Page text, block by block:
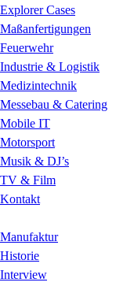
Explorer Cases
Maßanfertigungen
Feuerwehr
Industrie & Logistik
Medizintechnik
Messebau & Catering
Mobile IT
Motorsport
Musik & DJ’s
TV & Film
Kontakt
Manufaktur
Historie
Interview